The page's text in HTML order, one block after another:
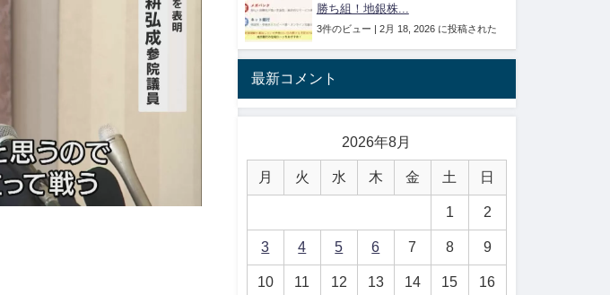
勝ち組！地銀株...
3件のビュー | 2月 18, 2026 に投稿された
最新コメント
2026年8月
月 火 水 木 金 土 日
1 2
3 4 5 6 7 8 9
10 11 12 13 14 15 16